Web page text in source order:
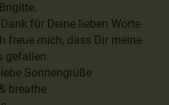
für Deine lieben Worte
freue mich, dass Dir meine
gefallen.
Sonnengrüße
breathe